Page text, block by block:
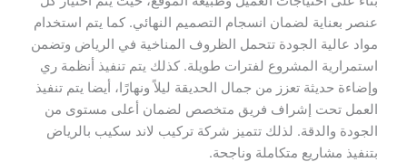
عنصر بعناية لضمان انسجام التصميم النهائي. كما يتم استخدام
مواد عالية الجودة تتحمل الظروف المناخية في الرياض وتضمن
استمرارية المشروع لفترات طويلة. كذلك يتم تنفيذ أنظمة ري
وإضاءة حديثة تعزز من جمال الحديقة ليلاً ونهارًا، أيضا يتم تنفيذ
العمل تحت إشراف فريق متخصص لضمان أعلى مستوى من
الجودة والدقة. لذلك تتميز شركة تركيب لاند سكيب بالرياض
بتنفيذ مشاريع متكاملة وناجحة.